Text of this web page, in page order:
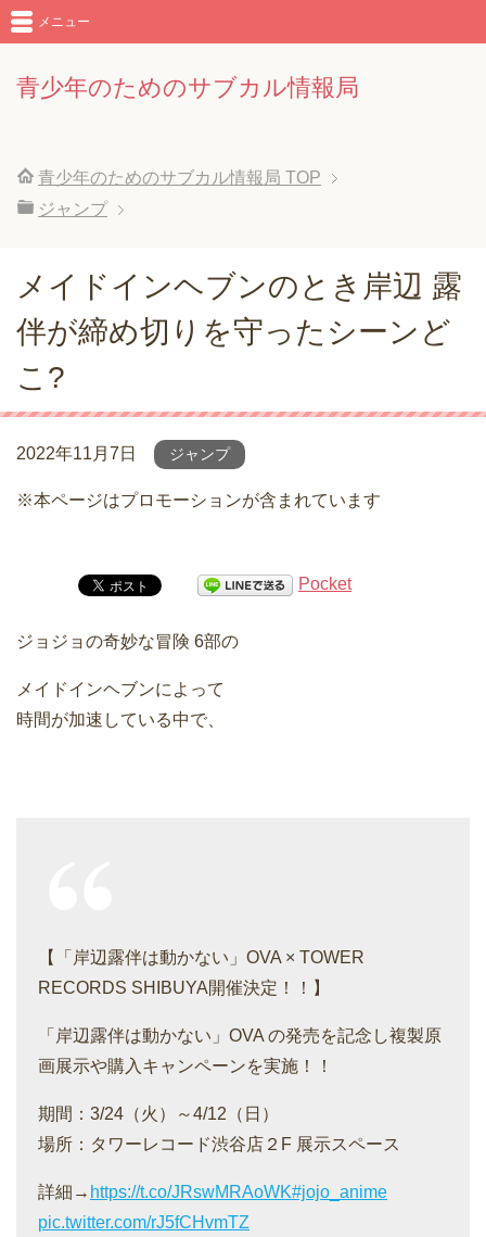
青少年のためのサブカル情報局
メニュー
青少年のためのサブカル情報局 TOP
ジャンプ
メイドインヘブンのとき岸辺 露
伴が締め切りを守ったシーンど
こ?
2022年11月7日 ジャンプ
※本ページはプロモーションが含まれています
Pocket
ジョジョの奇妙な冒険 6部の
メイドインヘブンによって
時間が加速している中で、
【「岸辺露伴は動かない」OVA × TOWER
RECORDS SHIBUYA開催決定！！】
「岸辺露伴は動かない」OVA の発売を記念し複製原
画展示や購入キャンペーンを実施！！
期間：3/24（火）～4/12（日）
場所：タワーレコード渋谷店２F 展示スペース
詳細→ https://t.co/JRswMRAoWK#jojo_anime
pic.twitter.com/rJ5fCHvmTZ